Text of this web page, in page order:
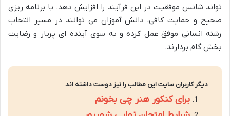
تواند شانس موفقیت در این فرآیند را افزایش دهد. با برنامه ریزی
صحیح و حمایت کافی، دانش آموزان می توانند در مسیر انتخاب
رشته انسانی موفق عمل کرده و به سوی آینده ای پربار و رضایت
بخش گام بردارند.
دیگر کاربران سایت این مطالب را نیز دوست داشته اند
برای کنکور هنر چی بخونم